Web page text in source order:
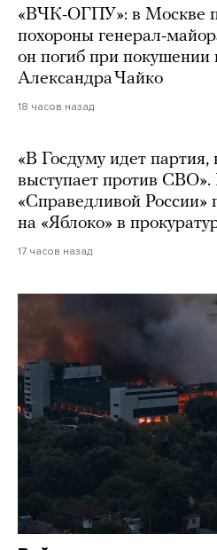
«ВЧК-ОГПУ»: в Москве
похороны генерал-
он погиб при
Александра Чайко
18 часов назад
«В Госдуму идет партия,
выступает против СВО».
«Справедливой России»
на «Яблоко» в
17 часов назад